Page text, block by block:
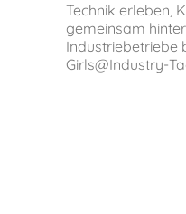
Technik erleben,
gemeinsam
Industriebetriebe
Girls@Industry-